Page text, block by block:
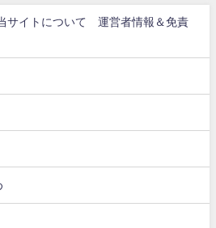
サイトについて 運営者情報＆免責